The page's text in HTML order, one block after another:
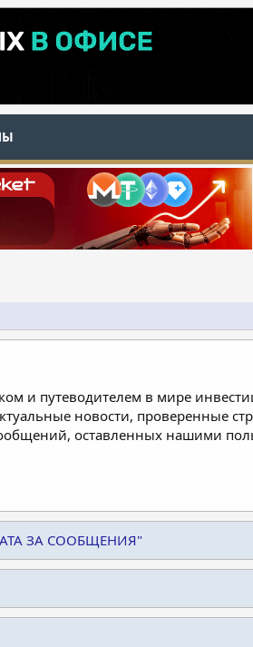
и путеводителем в мире
новости, проверенные
оставленных нашими
ЗА СООБЩЕНИЯ"